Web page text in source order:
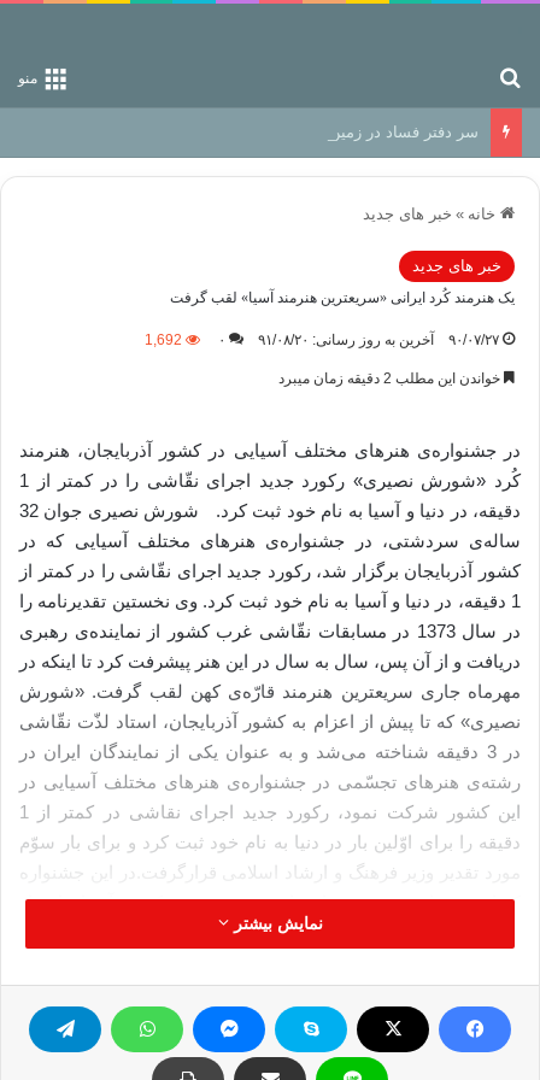
منو
سر دفتر فساد در زمین‌، دوری وکناره‌گیری از راه خداست‌!
خانه » خبر های جدید
خبر های جدید
یک هنرمند كُرد ایرانی «سریعترین هنرمند آسیا» لقب گرفت
۹۰/۰۷/۲۷ آخرین به روز رسانی: ۹۱/۰۸/۲۰ ۰ 1,692
خواندن این مطلب 2 دقیقه زمان میبرد
در جشنواره‌ی هنرهای مختلف آسیایی در كشور آذربایجان، هنرمند
كُرد «شورش نصیری» ركورد جدید اجرای نقّاشی را در كمتر از 1
دقیقه، در دنیا و آسیا به نام خود ثبت كرد. شورش نصیری جوان 32
ساله‌ی سردشتی‌، در جشنواره‌ی هنرهای مختلف آسیایی که در
كشور آذربایجان برگزار شد، ركورد جدید اجرای نقّاشی را در كمتر از
1 دقیقه، در دنیا و آسیا به نام خود ثبت كرد. وی نخستین تقدیرنامه را
در سال 1373 در مسابقات نقّاشی غرب كشور از نماینده‌ی رهبری
دریافت و از آن پس، سال به سال در این هنر پیشرفت كرد تا اینكه در
مهرماه جاری سریعترین هنرمند قارّه‌ی كهن لقب گرفت. «شورش
نصیری» كه تا پیش از اعزام به كشور آذربایجان، استاد لذّت نقّاشی
در 3 دقیقه شناخته می‌شد و به عنوان یكی از نمایندگان ایران در
رشته‌ی هنرهای تجسّمی در جشنواره‌‌ی هنرهای مختلف آسیایی در
این كشور شركت نمود، ركورد جدید اجرای نقاشی در كمتر از 1
دقیقه را برای اوّلین بار در دنیا به نام خود ثبت كرد و برای بار سوّم
مورد تقدیر وزیر فرهنگ و ارشاد اسلامی قرارگرفت.در این جشنواره
كه از دهم تا هفدهم مهرماه جاری در چند شهر كشور آذربایجان، از
جمله باكو، گنجه، كرده‌میر، كماخه و ییلاخ برگزارشد، « شورش
شهرها در میان هنرمندان آسیایی بی‌رقیب بود و سرعت وی در خلق
نقاشی‌های زیبا و رسم چندین تابلوی همزمان در كمتر از 4 دقیقه،
باعث حیرت و تعجّب شركت‌كنندگان، خبرنگاران و مقامات كشورهای
نمایش بیشتر